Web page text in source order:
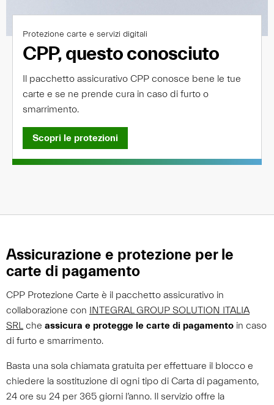
CPP, questo conosciuto
Protezione carte e servizi digitali
Il pacchetto assicurativo CPP conosce bene le tue
carte e se ne prende cura in caso di furto o
smarrimento.
Scopri le protezioni
Assicurazione e protezione per le
carte di pagamento
CPP Protezione Carte è il pacchetto assicurativo in
collaborazione con INTEGRAL GROUP SOLUTION ITALIA
SRL che assicura e protegge le carte di pagamento in caso
di furto e smarrimento.
Basta una sola chiamata gratuita per effettuare il blocco e
chiedere la sostituzione di ogni tipo di Carta di pagamento,
24 ore su 24 per 365 giorni l’anno. Il servizio offre la